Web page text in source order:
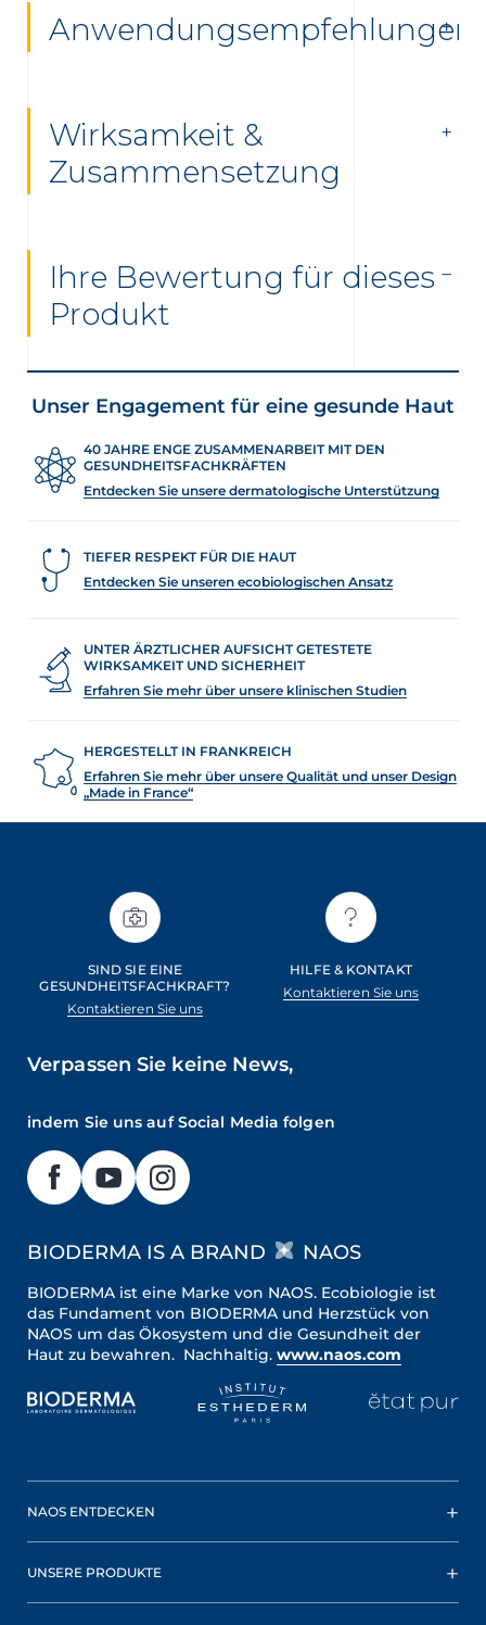
Anwendungsempfehlungen
Wirksamkeit &
Zusammensetzung
Ihre Bewertung für dieses
Produkt
Unser Engagement für eine gesunde Haut
40 JAHRE ENGE ZUSAMMENARBEIT MIT DEN
GESUNDHEITSFACHKRÄFTEN
Entdecken Sie unsere dermatologische Unterstützung
TIEFER RESPEKT FÜR DIE HAUT
Entdecken Sie unseren ecobiologischen Ansatz
UNTER ÄRZTLICHER AUFSICHT GETESTETE
WIRKSAMKEIT UND SICHERHEIT
Erfahren Sie mehr über unsere klinischen Studien
HERGESTELLT IN FRANKREICH
Erfahren Sie mehr über unsere Qualität und unser Design
„Made in France“
SIND SIE EINE
GESUNDHEITSFACHKRAFT?
Kontaktieren Sie uns
HILFE & KONTAKT
Kontaktieren Sie uns
Verpassen Sie keine News,
indem Sie uns auf Social Media folgen
BIODERMA IS A BRAND NAOS
BIODERMA ist eine Marke von NAOS. Ecobiologie ist
das Fundament von BIODERMA und Herzstück von
NAOS um das Ökosystem und die Gesundheit der
Haut zu bewahren. Nachhaltig. www.naos.com
NAOS ENTDECKEN
UNSERE PRODUKTE